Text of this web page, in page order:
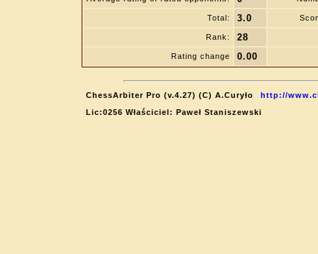
Total: 3.0
Rank: 28
Rating change 0.00
ChessArbiter Pro (v.4.27) (C) A.Curyło
http://
Lic:0256 Właściciel: Paweł Staniszewski